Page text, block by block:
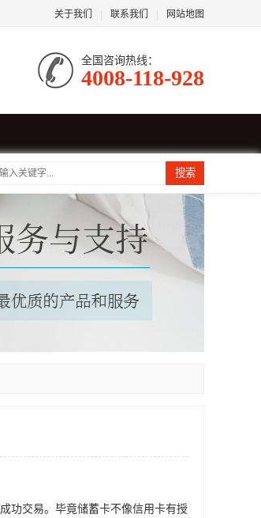
关于我们 联系我们 网站地图
全国咨询热线：
4008-118-928
搜索
功交易。毕竟储蓄卡不像信用卡有授